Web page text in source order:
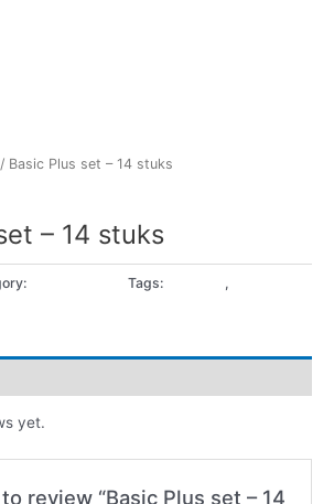
/ Basic Plus set – 14 stuks
– 14 stuks
Tags: ,
yet.
review “Basic Plus set – 14